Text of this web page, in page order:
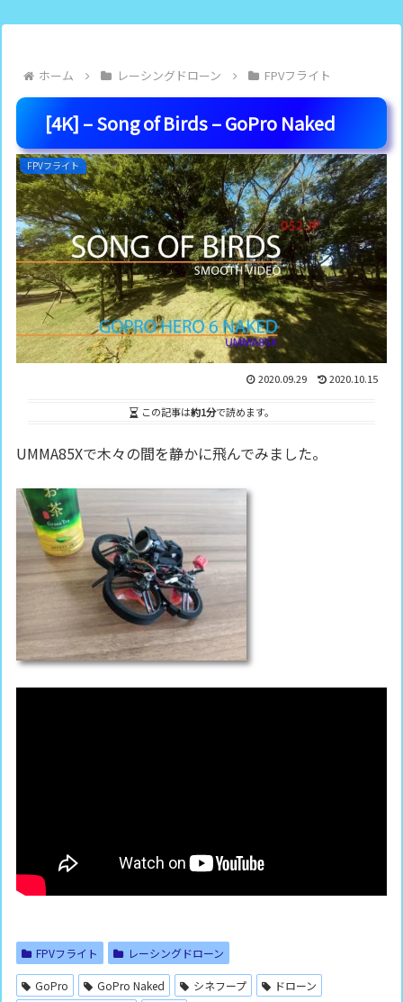
ホーム レーシングドローン FPVフライト
[4K] – Song of Birds – GoPro Naked
FPVフライト
2020.09.29 2020.10.15
この記事は約1分で読めます。
UMMA85Xで木々の間を静かに飛んでみました。
FPVフライト レーシングドローン
GoPro GoPro Naked シネフープ
ドローン